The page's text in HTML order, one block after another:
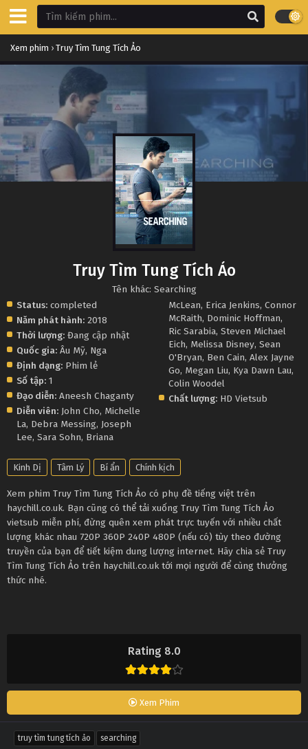
Xem phim › Truy Tìm Tung Tích Ảo
Rating 8.0
Xem Phim
Truy Tìm Tung Tích Ảo
Tên khác: Searching
Status: completed
Năm phát hành: 2018
Thời lượng: Đang cập nhật
Quốc gia: Âu Mỹ, Nga
Định dạng: Phim lẻ
Số tập: 1
Đạo diễn: Aneesh Chaganty
Diễn viên: John Cho, Michelle
La, Debra Messing, Joseph
Lee, Sara Sohn, Briana
McLean, Erica Jenkins,Connor
McRaith, Dominic Hoffman,
Ric Sarabia,Steven Michael
Eich, Melissa Disney,Sean
O'Bryan, Ben Cain,Alex Jayne
Go, Megan Liu, Kya Dawn Lau,
Colin Woodel
Chất lượng: HD Vietsub
Kinh Dị Tâm Lý Bí ẩn Chính kịch
Xem phim Truy Tìm Tung Tích Ảo có phụ đề tiếng việt trên
haychill.co.uk. Bạn cũng có thể tải xuống Truy Tìm Tung Tích Ảo
vietsub miễn phí, đừng quên xem phát trực tuyến với nhiều chất
lượng khác nhau 720P 360P 240P 480P (nếu có) tùy theo đường
truyền của bạn để tiết kiệm dung lượng internet. Hãy chia sẻ Truy
Tìm Tung Tích Ảo trên haychill.co.uk tới mọi người để cùng thưởng
thức nhé.
truy tìm tung tích ảo searching